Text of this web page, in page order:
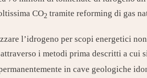
CO2 tramite reforming di gas
l’idrogeno per scopi energetici
i metodi prima descritti a cui
in cave geologiche